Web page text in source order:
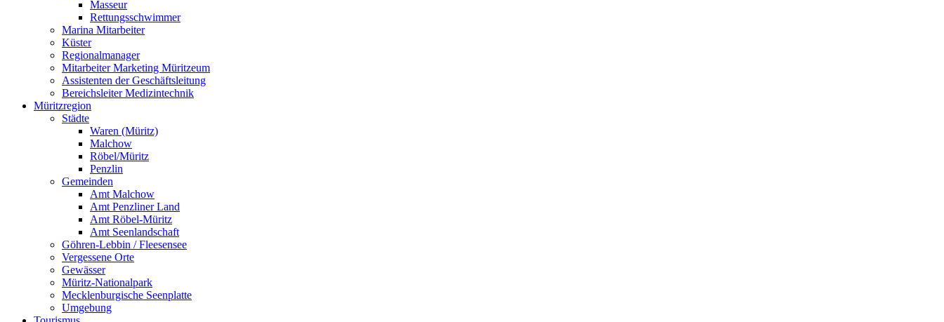
Masseur
Rettungsschwimmer
Marina Mitarbeiter
Küster
Regionalmanager
Mitarbeiter Marketing Müritzeum
Assistenten der Geschäftsleitung
Bereichsleiter Medizintechnik
Müritzregion
Städte
Waren (Müritz)
Malchow
Röbel/Müritz
Penzlin
Gemeinden
Amt Malchow
Amt Penzliner Land
Amt Röbel-Müritz
Amt Seenlandschaft
Göhren-Lebbin / Fleesensee
Vergessene Orte
Gewässer
Müritz-Nationalpark
Mecklenburgische Seenplatte
Umgebung